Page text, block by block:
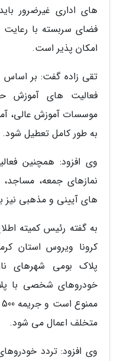
های اداری غیرضرور
امکان پذیر است.
تقی زاده گفت: بر
فعالیت های آموزش
موسسات آموزش عالی،
به طور کامل تعطیل شود.
وی افزود: همچنین
نمازهای جمعه،
های آیینی و مذهبی نیز
به گفته رئیس کمیته
کرونا ویروس استان
پلاک بومی شهرهای
خودروهای شخصی با
متخلف اعمال می شود.